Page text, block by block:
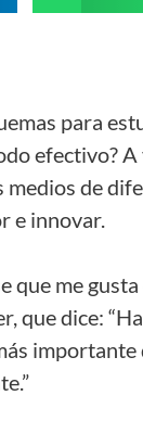
para
efectivo?
medios de
e innovar.
que me
que dice:
importante